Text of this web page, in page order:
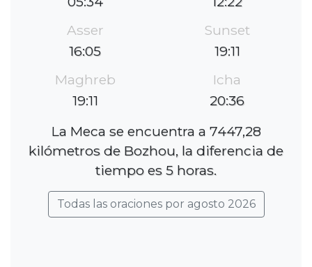
Asser
16:05
Sunset
19:11
Maghreb
19:11
Icha
20:36
La Meca se encuentra a 7447,28
kilómetros de Bozhou, la diferencia de
tiempo es 5 horas.
Todas las oraciones por agosto 2026